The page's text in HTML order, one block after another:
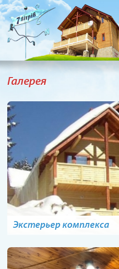
Галерея
Экстерьер комплекса